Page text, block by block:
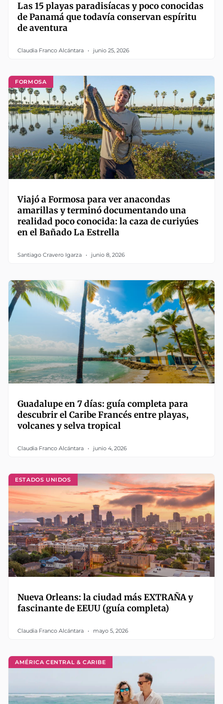
Las 15 playas paradisíacas y poco conocidas
de Panamá que todavía conservan espíritu
de aventura
Claudia Franco Alcántara junio 25, 2026
FORMOSA
Viajó a Formosa para ver anacondas
amarillas y terminó documentando una
realidad poco conocida: la caza de curiyúes
en el Bañado La Estrella
Santiago Cravero Igarza junio 8, 2026
Guadalupe en 7 días: guía completa para
descubrir el Caribe Francés entre playas,
volcanes y selva tropical
Claudia Franco Alcántara junio 4, 2026
ESTADOS UNIDOS
Nueva Orleans: la ciudad más EXTRAÑA y
fascinante de EEUU (guía completa)
Claudia Franco Alcántara mayo 5, 2026
AMÉRICA CENTRAL & CARIBE